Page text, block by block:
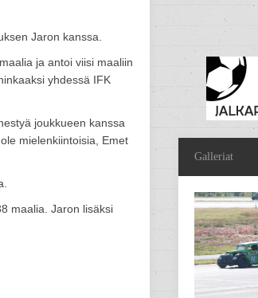
Jaron kanssa.
ja antoi viisi maaliin
yhdessä IFK
joukkueen kanssa
mielenkiintoisia, Emet
maalia. Jaron lisäksi
Galleriat